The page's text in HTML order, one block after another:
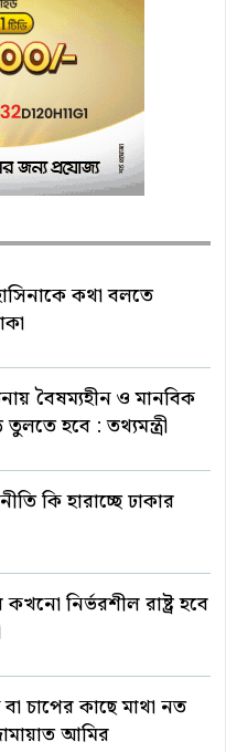
কথা বলতে
বৈষম্যহীন ও মানবিক
তুলতে হবে : তথ্যমন্ত্রী
কি হারাচ্ছে ঢাকার
নির্ভরশীল রাষ্ট্র হবে
চাপের কাছে মাথা নত
আমির